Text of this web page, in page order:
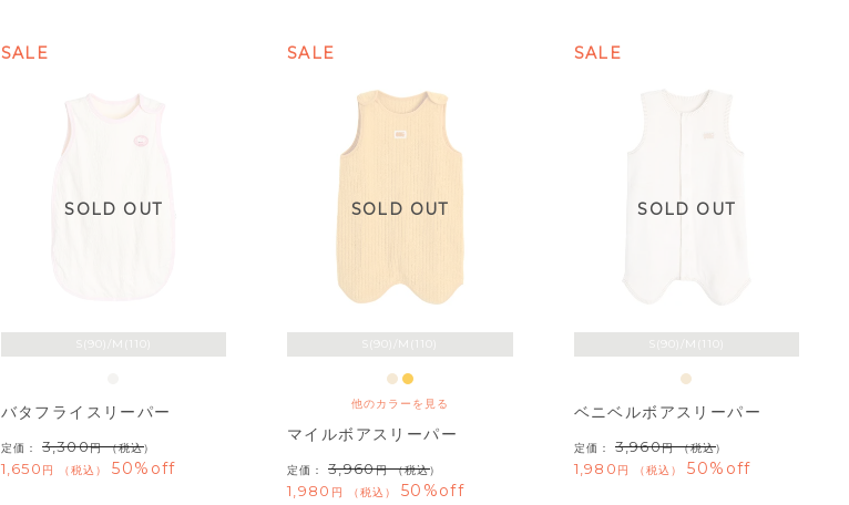
S(90)/M(110)
SOLD OUT
SALE
バタフライスリーパー
定価： 3,300 （税込）
1,650 税込 50%off
S(90)/M(110)
他のカラーを見る
SOLD OUT
SALE
マイルボアスリーパー
定価： 3,960 （税込）
1,980 税込 50%off
S(90)/M(110)
SOLD OUT
SALE
ベニベルボアスリーパー
定価： 3,960 （税込）
1,980 税込 50%off